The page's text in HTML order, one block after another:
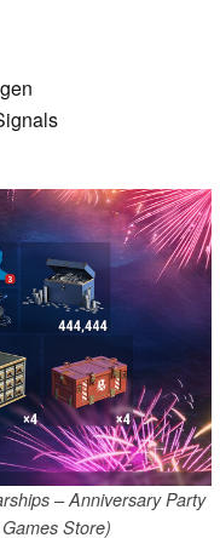
– Anniversary Party
Store)